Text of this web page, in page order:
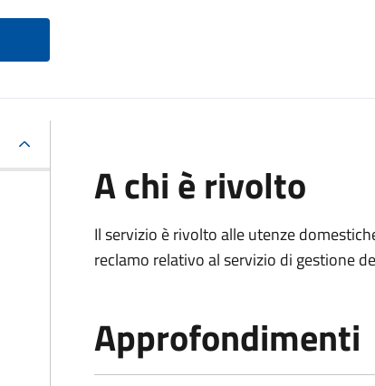
A chi è rivolto
Il servizio è rivolto alle utenze
reclamo relativo al servizio di gestione
Approfondimenti